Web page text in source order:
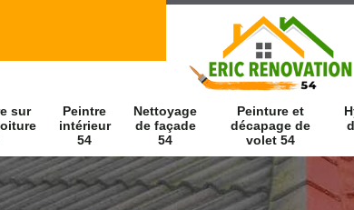
sur
Peintre
intérieur
54
Nettoyage
de façade
54
Peinture et
décapage de
volet 54